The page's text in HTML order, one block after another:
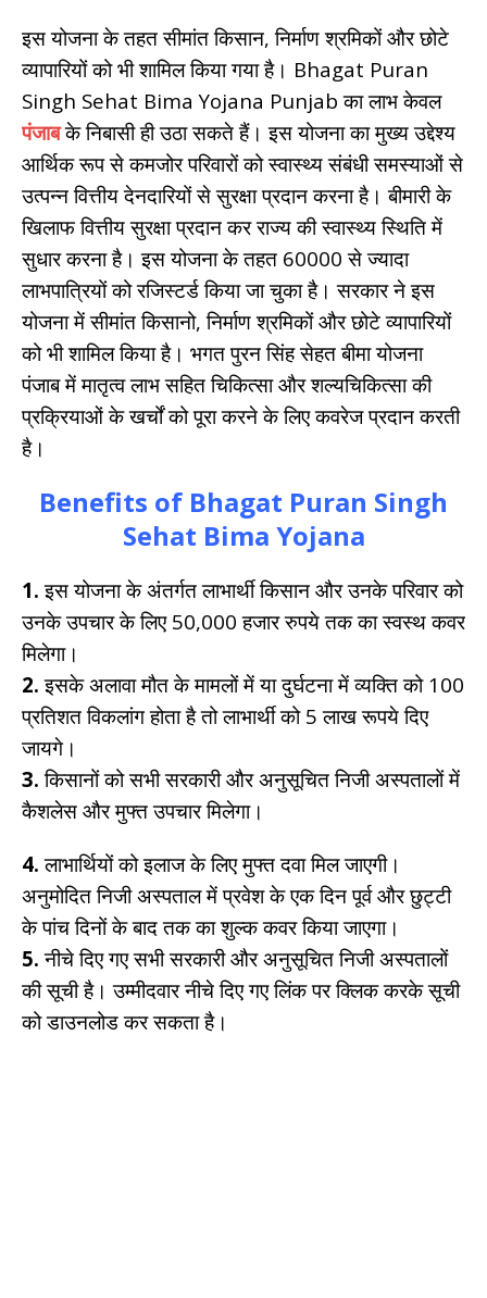
इस योजना के तहत सीमांत किसान, निर्माण श्रमिकों और छोटे
व्यापारियों को भी शामिल किया गया है। Bhagat Puran
Singh Sehat Bima Yojana Punjab का लाभ केवल
पंजाबके निबासी ही उठा सकते हैं। इस योजना का मुख्य उद्देश्य
आर्थिक रूप से कमजोर परिवारों को स्वास्थ्य संबंधी समस्याओं से
उत्पन्न वित्तीय देनदारियों से सुरक्षा प्रदान करना है। बीमारी के
खिलाफ वित्तीय सुरक्षा प्रदान कर राज्य की स्वास्थ्य स्थिति में
सुधार करना है। इस योजना के तहत 60000 से ज्यादा
लाभपात्रियों को रजिस्टर्ड किया जा चुका है। सरकार ने इस
योजना में सीमांत किसानो, निर्माण श्रमिकों और छोटे व्यापारियों
को भी शामिल किया है। भगत पुरन सिंह सेहत बीमा योजना
पंजाब में मातृत्व लाभ सहित चिकित्सा और शल्यचिकित्सा की
प्रक्रियाओं के खर्चों को पूरा करने के लिए कवरेज प्रदान करती
है।
Benefits of Bhagat Puran Singh
Sehat Bima Yojana
1. इस योजना के अंतर्गत लाभार्थी किसान और उनके परिवार को
उनके उपचार के लिए 50,000 हजार रुपये तक का स्वस्थ कवर
मिलेगा।
2. इसके अलावा मौत के मामलों में या दुर्घटना में व्यक्ति को 100
प्रतिशत विकलांग होता है तो लाभार्थी को 5 लाख रूपये दिए
जायगे।
3. किसानों को सभी सरकारी और अनुसूचित निजी अस्पतालों में
कैशलेस और मुफ्त उपचार मिलेगा।
4. लाभार्थियों को इलाज के लिए मुफ्त दवा मिल जाएगी।
अनुमोदित निजी अस्पताल में प्रवेश के एक दिन पूर्व और छुट्टी
के पांच दिनों के बाद तक का शुल्क कवर किया जाएगा।
5. नीचे दिए गए सभी सरकारी और अनुसूचित निजी अस्पतालों
की सूची है। उम्मीदवार नीचे दिए गए लिंक पर क्लिक करके सूची
को डाउनलोड कर सकता है।